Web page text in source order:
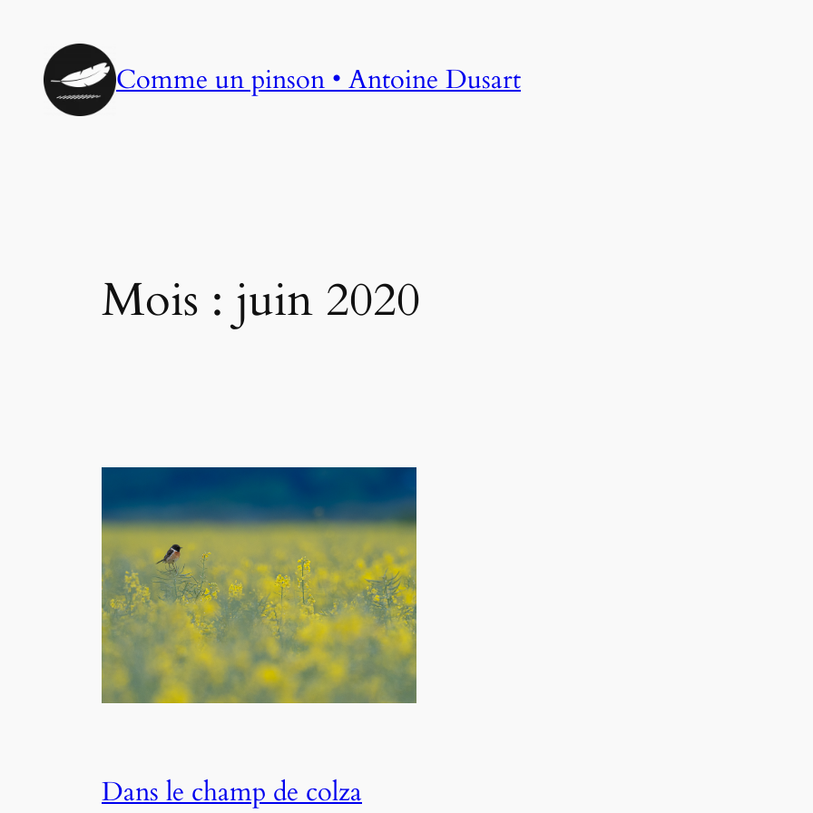
contenu
Comme un pinson • Antoine Dusart
Mois : juin 2020
Dans le champ de colza